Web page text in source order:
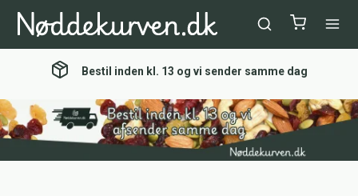
Bestil inden kl. 13 og vi sender samme dag